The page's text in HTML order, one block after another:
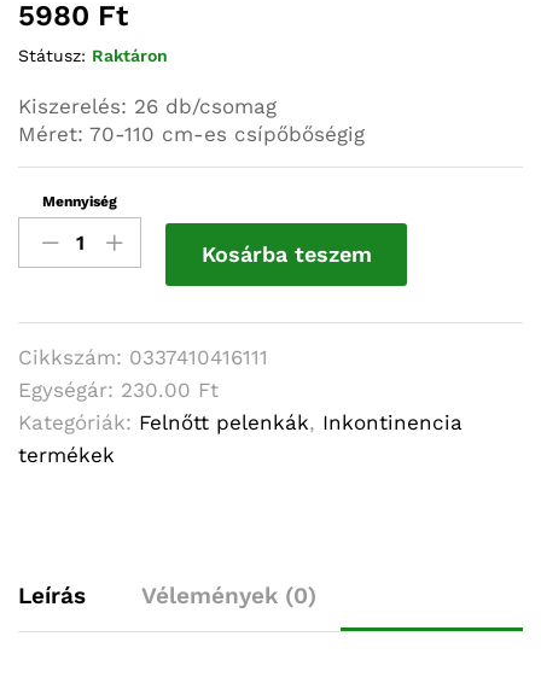
5980 Ft
Státusz: Raktáron
Kiszerelés: 26 db/csomag
Méret: 70-110 cm-es csípőbőségig
Abena
Slip
M1
Mennyiség
Kosárba teszem
Cikkszám: 0337410416111
Egységár: 230.00 Ft
Kategóriák: Felnőtt pelenkák, Inkontinencia
termékek
Leírás Vélemények (0)